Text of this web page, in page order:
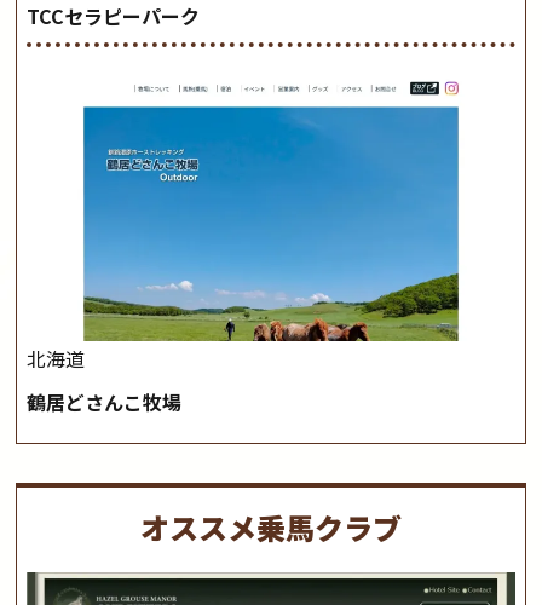
TCCセラピーパーク
北海道
鶴居どさんこ牧場
オススメ乗馬クラブ